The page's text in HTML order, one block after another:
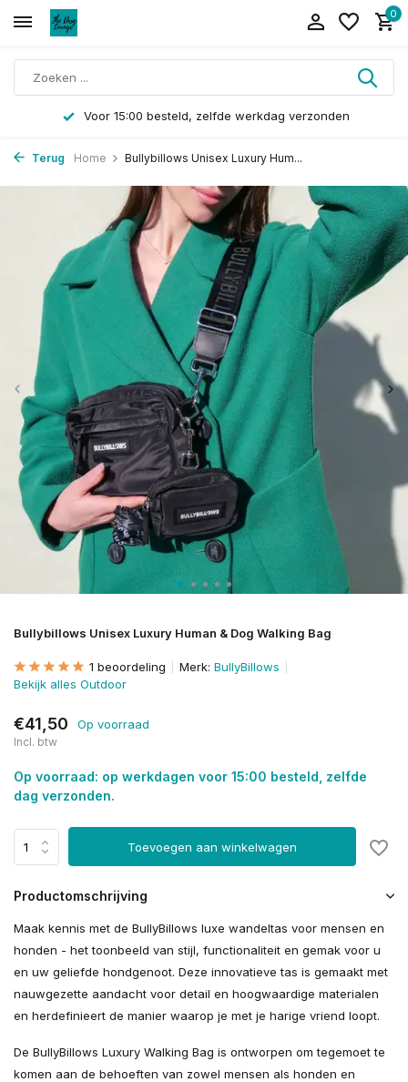
0
Voor 15:00 besteld, zelfde werkdag verzonden
Terug Home Bullybillows Unisex Luxury Hum...
Bullybillows Unisex Luxury Human & Dog Walking Bag
1 beoordeling Merk: BullyBillows
Bekijk alles Outdoor
€41,50 Op voorraad
Incl. btw
Op voorraad: op werkdagen voor 15:00 besteld, zelfde
dag verzonden.
Toevoegen aan winkelwagen
Productomschrijving
Maak kennis met de BullyBillows luxe wandeltas voor mensen en
honden - het toonbeeld van stijl, functionaliteit en gemak voor u
en uw geliefde hondgenoot. Deze innovatieve tas is gemaakt met
nauwgezette aandacht voor detail en hoogwaardige materialen
en herdefinieert de manier waarop je met je harige vriend loopt.
De BullyBillows Luxury Walking Bag is ontworpen om tegemoet te
komen aan de behoeften van zowel mensen als honden en